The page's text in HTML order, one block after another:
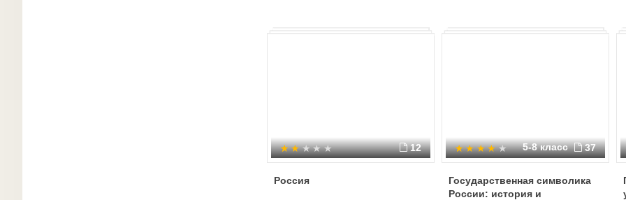
12
Россия
5-8 класс 37
Государственная символика
России: история и